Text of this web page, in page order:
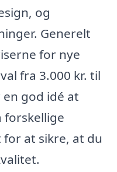
og
Generelt
for nye
fra 3.000 kr. til
en god idé at
at sikre, at du